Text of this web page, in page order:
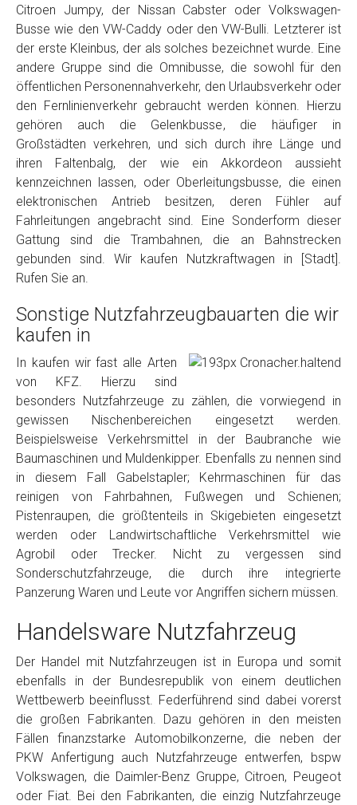
Citroen Jumpy, der Nissan Cabster oder Volkswagen-
Busse wie den VW-Caddy oder den VW-Bulli. Letzterer ist
der erste Kleinbus, der als solches bezeichnet wurde. Eine
andere Gruppe sind die Omnibusse, die sowohl für den
öffentlichen Personennahverkehr, den Urlaubsverkehr oder
den Fernlinienverkehr gebraucht werden können. Hierzu
gehören auch die Gelenkbusse, die häufiger in
Großstädten verkehren, und sich durch ihre Länge und
ihren Faltenbalg, der wie ein Akkordeon aussieht
kennzeichnen lassen, oder Oberleitungsbusse, die einen
elektronischen Antrieb besitzen, deren Fühler auf
Fahrleitungen angebracht sind. Eine Sonderform dieser
Gattung sind die Trambahnen, die an Bahnstrecken
gebunden sind. Wir kaufen Nutzkraftwagen in [Stadt].
Rufen Sie an.
Sonstige Nutzfahrzeugbauarten die wir
kaufen in
In kaufen wir fast alle Arten
von KFZ. Hierzu sind
besonders Nutzfahrzeuge zu zählen, die vorwiegend in
gewissen Nischenbereichen eingesetzt werden.
Beispielsweise Verkehrsmittel in der Baubranche wie
Baumaschinen und Muldenkipper. Ebenfalls zu nennen sind
in diesem Fall Gabelstapler; Kehrmaschinen für das
reinigen von Fahrbahnen, Fußwegen und Schienen;
Pistenraupen, die größtenteils in Skigebieten eingesetzt
werden oder Landwirtschaftliche Verkehrsmittel wie
Agrobil oder Trecker. Nicht zu vergessen sind
Sonderschutzfahrzeuge, die durch ihre integrierte
Panzerung Waren und Leute vor Angriffen sichern müssen.
Handelsware Nutzfahrzeug
Der Handel mit Nutzfahrzeugen ist in Europa und somit
ebenfalls in der Bundesrepublik von einem deutlichen
Wettbewerb beeinflusst. Federführend sind dabei vorerst
die großen Fabrikanten. Dazu gehören in den meisten
Fällen finanzstarke Automobilkonzerne, die neben der
PKW Anfertigung auch Nutzfahrzeuge entwerfen, bspw
Volkswagen, die Daimler-Benz Gruppe, Citroen, Peugeot
oder Fiat. Bei den Fabrikanten, die einzig Nutzfahrzeuge